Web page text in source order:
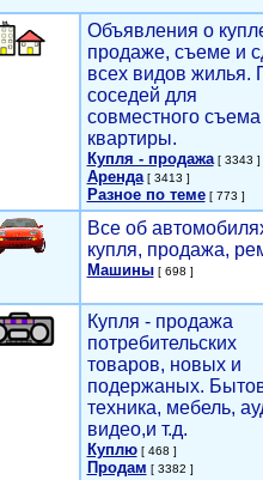
Объявления о
продаже, съеме и
всех видов жилья.
соседей для
совместного съема
квартиры.
Купля - продажа[ 3343 ]
Аренда[ 3413 ]
Разное по теме[ 773 ]
Все об
купля, продажа,
Машины[ 698 ]
Купля - продажа
потребительских
товаров, новых и
подержаных.
техника, мебель,
видео,и т.д.
Куплю[ 468 ]
Продам [ 3382 ]